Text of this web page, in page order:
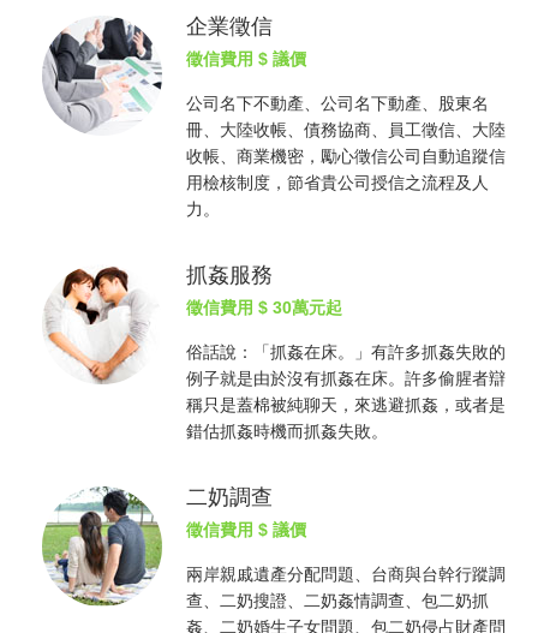
企業徵信
徵信費用 $ 議價
公司名下不動產、公司名下動產、股東名
冊、大陸收帳、債務協商、員工徵信、大陸
收帳、商業機密，勵心徵信公司 自動追蹤信
用檢核制度，節省貴公司授信之流程及人
力。
抓姦服務
徵信費用 $ 30萬元起
俗話說：「抓姦在床。」有許多抓姦失敗的
例子就是由於沒有抓姦在床。許多偷腥者辯
稱只是蓋棉被純聊天，來逃避抓姦 ，或者是
錯估抓姦時機而抓姦失敗。
二奶調查
徵信費用 $ 議價
兩岸親戚遺產分配問題、台商與台幹行蹤調
查、二奶搜證、二奶姦情調查、包二奶抓
姦、二奶婚生子女問題、包二奶侵占財產問